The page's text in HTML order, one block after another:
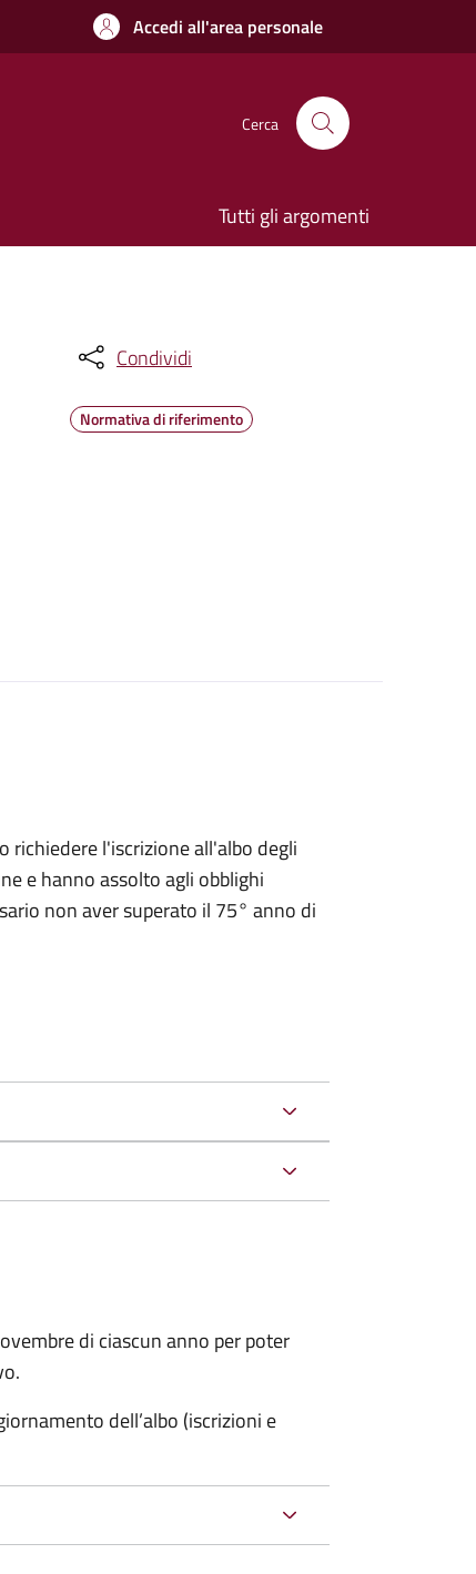
Accedi all'area personale
Cerca
Tutti gli argomenti
Condividi
Normativa di riferimento
richiedere l'iscrizione all'albo degli
e hanno assolto agli obblighi
non aver superato il 75° anno di
di ciascun anno per poter
dell’albo (iscrizioni e